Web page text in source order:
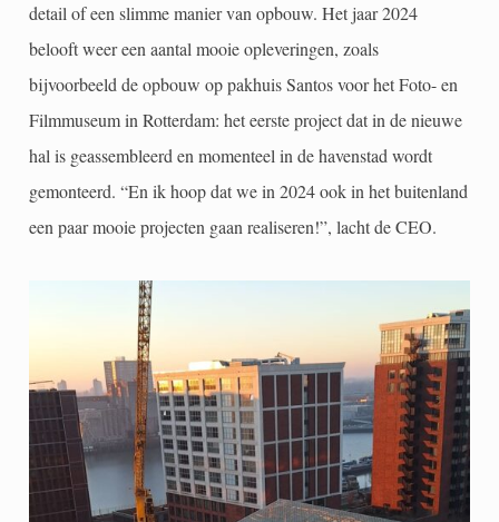
detail of een slimme manier van opbouw. Het jaar 2024
belooft weer een aantal mooie opleveringen, zoals
bijvoorbeeld de opbouw op pakhuis Santos voor het Foto- en
Filmmuseum in Rotterdam: het eerste project dat in de nieuwe
hal is geassembleerd en momenteel in de havenstad wordt
gemonteerd. “En ik hoop dat we in 2024 ook in het buitenland
een paar mooie projecten gaan realiseren!”, lacht de CEO.